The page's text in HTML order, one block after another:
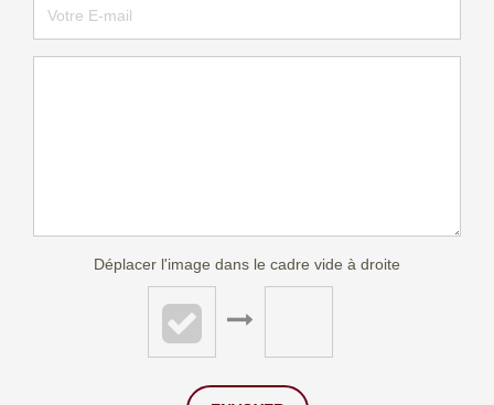
Déplacer l'image dans le cadre vide à droite